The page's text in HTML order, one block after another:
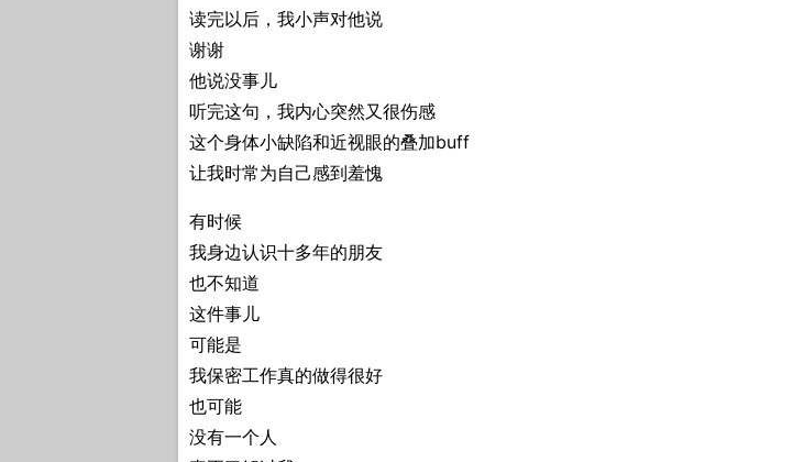
读完以后，我小声对他说
谢谢
他说没事儿
听完这句，我内心突然又很伤感
这个身体小缺陷和近视眼的叠加buff
让我时常为自己感到羞愧
有时候
我身边认识十多年的朋友
也不知道
这件事儿
可能是
我保密工作真的做得很好
也可能
没有一个人